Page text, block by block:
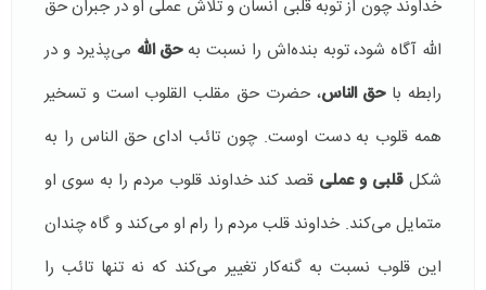
خداوند چون از توبه‌ قلبی انسان و تلاش عملی او در جبران حق
الله آگاه ‌شود، توبه‌ بنده‌اش را نسبت بهحق الله می‌پذیرد و در
رابطه باحق الناس، حضرت حق مقلب القلوب است و تسخیر
همه‌ قلوب به دست اوست. چون تائب ادای حق الناس را به
شکل قلبی و عملی قصد کند خداوند قلوب مردم را به سوی او
متمایل می‌کند. خداوند قلب مردم را رام او می‌کند و گاه چندان
این قلوب نسبت به گنه‌کار تغییر می‌کند که نه تنها تائب را